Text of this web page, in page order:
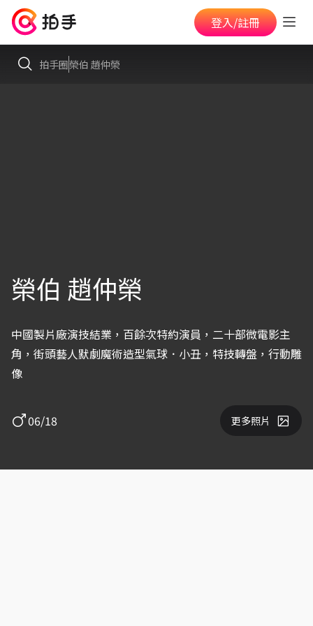
登入/註冊
拍手圈榮伯 趙仲榮
榮伯 趙仲榮
中國製片廠演技結業，百餘次特約演員，二十部微電影主
角，街頭藝人默劇魔術造型氣球．小丑，特技轉盤，行動雕
像
06/18 更多照片